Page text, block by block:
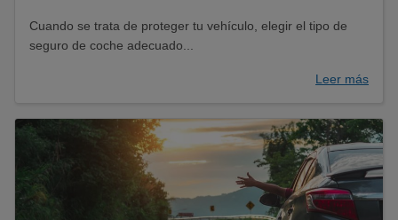
Cuando se trata de proteger tu vehículo, elegir el tipo de
seguro de coche adecuado...
Leer más